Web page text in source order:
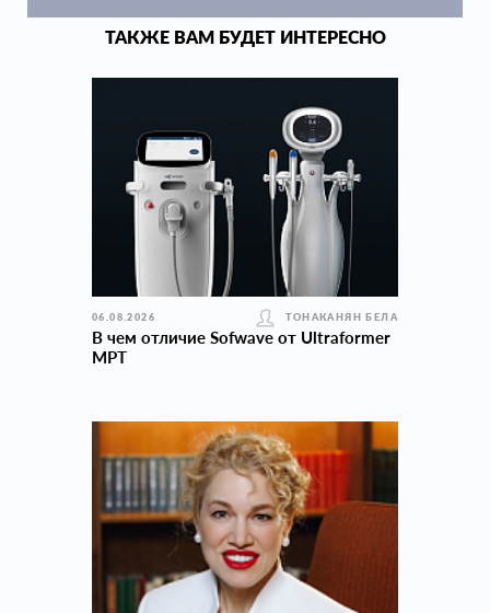
ТАКЖЕ ВАМ БУДЕТ ИНТЕРЕСНО
06.08.2026 ТОНАКАНЯН БЕЛА
В чем отличие Sofwave от Ultraformer
MPT